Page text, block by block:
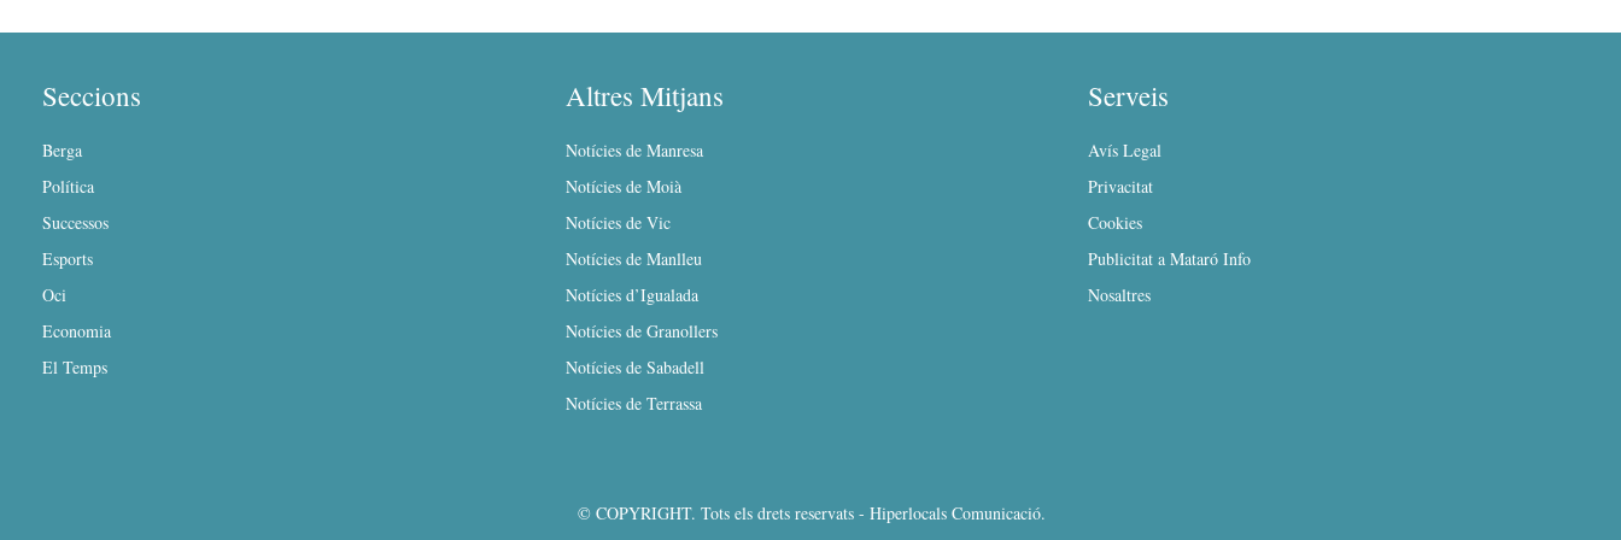
Seccions
Berga
Política
Successos
Esports
Oci
Economia
El Temps
Altres Mitjans
Notícies de Manresa
Notícies de Moià
Notícies de Vic
Notícies de Manlleu
Notícies d’Igualada
Notícies de Granollers
Notícies de Sabadell
Notícies de Terrassa
Serveis
Avís Legal
Privacitat
Cookies
Publicitat a Mataró Info
Nosaltres
© COPYRIGHT. Tots els drets reservats - Hiperlocals Comunicació.